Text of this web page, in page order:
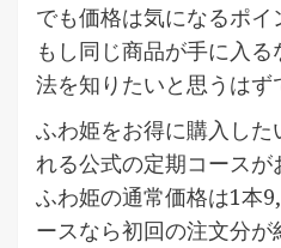
でも価格は気になるポイ
もし同じ商品が手に入
法を知りたいと思うはず
ふわ姫をお得に購入した
れる公式の定期コースが
ふわ姫の通常価格は1本
ースなら初回の注文分が